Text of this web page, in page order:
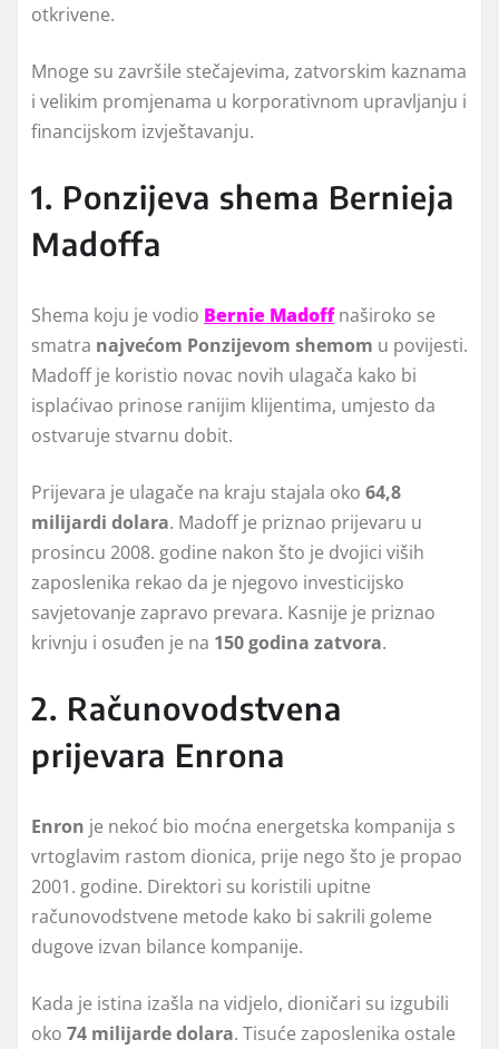
otkrivene.
Mnoge su završile stečajevima, zatvorskim kaznama
i velikim promjenama u korporativnom upravljanju i
financijskom izvještavanju.
1. Ponzijeva shema Bernieja
Madoffa
Shema koju je vodio Bernie Madoffnaširoko se
smatra najvećom Ponzijevom shemom u povijesti.
Madoff je koristio novac novih ulagača kako bi
isplaćivao prinose ranijim klijentima, umjesto da
ostvaruje stvarnu dobit.
Prijevara je ulagače na kraju stajala oko 64,8
milijardi dolara. Madoff je priznao prijevaru u
prosincu 2008. godine nakon što je dvojici viših
zaposlenika rekao da je njegovo investicijsko
savjetovanje zapravo prevara. Kasnije je priznao
krivnju i osuđen je na 150 godina zatvora.
2. Računovodstvena
prijevara Enrona
Enron je nekoć bio moćna energetska kompanija s
vrtoglavim rastom dionica, prije nego što je propao
2001. godine. Direktori su koristili upitne
računovodstvene metode kako bi sakrili goleme
dugove izvan bilance kompanije.
Kada je istina izašla na vidjelo, dioničari su izgubili
oko 74 milijarde dolara. Tisuće zaposlenika ostale